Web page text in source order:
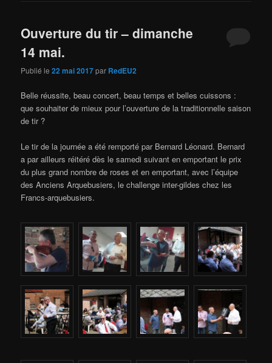
Ouverture du tir – dimanche
14 mai.
Publié le22 mai 2017par RedEU2
Belle réussite, beau concert, beau temps et belles cuissons :
que souhaiter de mieux pour l’ouverture de la traditionnelle saison
de tir ?
Le tir de la journée a été remporté par Bernard Léonard. Bernard
a par ailleurs réitéré dès le samedi suivant en emportant le prix
du plus grand nombre de roses et en emportant, avec l’équipe
des Anciens Arquebusiers, le challenge inter-gildes chez les
Francs-arquebusiers.